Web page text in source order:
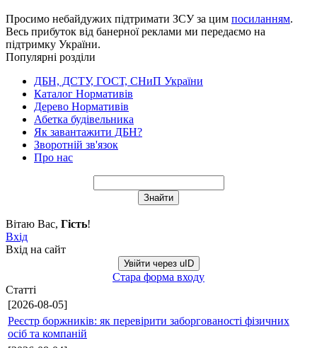
Просимо небайдужих підтримати ЗСУ за цим посиланням.
Весь прибуток від банерної реклами ми передаємо на
підтримку України.
Популярні розділи
ДБН, ДСТУ, ГОСТ, СНиП України
Каталог Нормативів
Дерево Нормативів
Абетка будівельника
Як завантажити ДБН?
Зворотній зв'язок
Про нас
Вітаю Вас, Гість!
Вхід
Вхід на сайт
Увійти через uID
Стара форма входу
Статті
[2026-08-05]
Реєстр боржників: як перевірити заборгованості фізичних
осіб та компаній